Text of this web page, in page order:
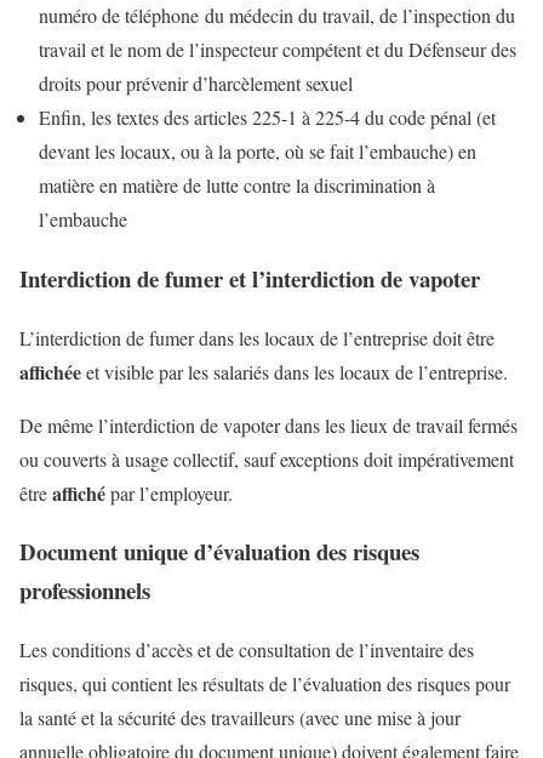
numéro de téléphone du médecin du travail, de l’inspection du
travail et le nom de l’inspecteur compétent et du Défenseur des
droits pour prévenir d’harcèlement sexuel
Enfin, les textes des articles 225-1 à 225-4 du code pénal (et
devant les locaux, ou à la porte, où se fait l’embauche) en
matière en matière de lutte contre la discrimination à
l’embauche
Interdiction de fumer et l’interdiction de vapoter
L’interdiction de fumer dans les locaux de l’entreprise doit être
affichéeet visible par les salariés dans les locaux de l’entreprise.
De même l’interdiction de vapoter dans les lieux de travail fermés
ou couverts à usage collectif, sauf exceptions doit impérativement
êtreaffichépar l’employeur.
Document unique d’évaluation des risques
professionnels
Les conditions d’accès et de consultation de l’inventaire des
risques, qui contient les résultats de l’évaluation des risques pour
la santé et la sécurité des travailleurs (avec une mise à jour
annuelle obligatoire du document unique) doivent également faire